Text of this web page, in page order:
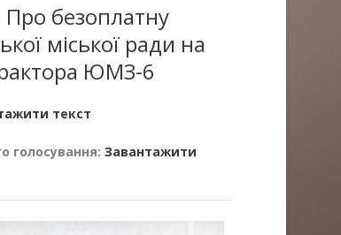
безоплатну
міської ради на
ЮМЗ-6
текст
голосування: Завантажити